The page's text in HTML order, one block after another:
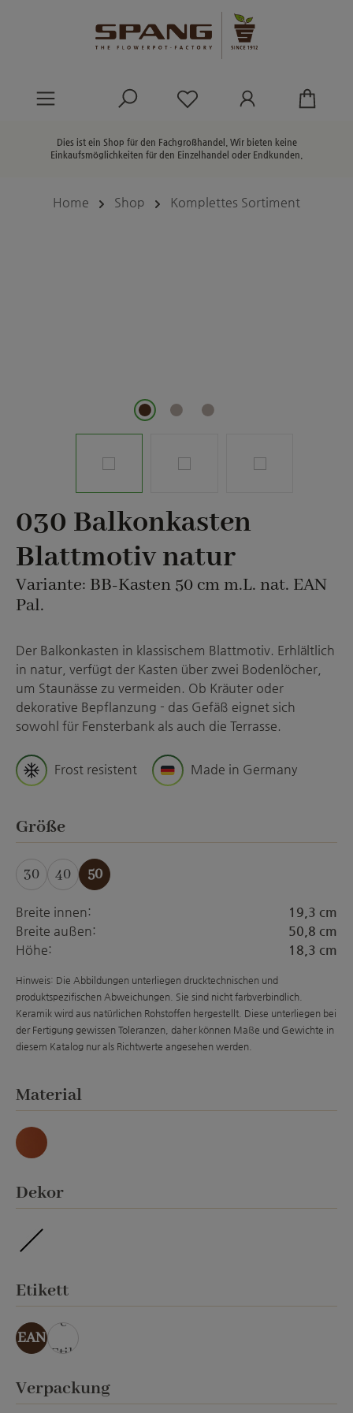
Du hast 0 Produkte
Dies ist ein Shop für den Fachgroßhandel. Wir bieten keine
Einkaufsmöglichkeiten für den Einzelhandel oder Endkunden.
Home Shop Komplettes Sortiment
030 Balkonkasten
Blattmotiv natur
Variante: BB-Kasten 50 cm m.L. nat. EAN
Pal.
Der Balkonkasten in klassischem Blattmotiv. Erhlältlich
in natur, verfügt der Kasten über zwei Bodenlöcher,
um Staunässe zu vermeiden. Ob Kräuter oder
dekorative Bepflanzung - das Gefäß eignet sich
sowohl für Fensterbank als auch die Terrasse.
Frost resistent Made in Germany
Größeauswählen
30 40 50
Breite innen:
19,3 cm
Breite außen:
50,8 cm
Höhe:
18,3 cm
Hinweis: Die Abbildungen unterliegen drucktechnischen und
produktspezifischen Abweichungen. Sie sind nicht farbverbindlich.
Keramik wird aus natürlichen Rohstoffen hergestellt. Diese unterliegen bei
der Fertigung gewissen Toleranzen, daher können Maße und Gewichte in
diesem Katalog nur als Richtwerte angesehen werden.
Materialauswählen
Natur
Dekorauswählen
Etikettauswählen
EAN
ohn
e
Etik
ett
Verpackungauswählen